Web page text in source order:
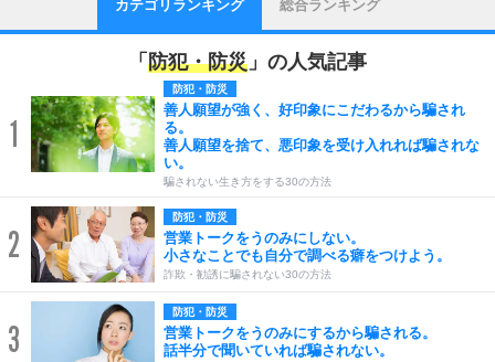
カテゴリランキング 総合ランキング
「 防犯・防災 」の人気記事
1
防犯・防災
善人願望が強く、好印象にこだわるから騙され
る。
善人願望を捨て、悪印象を受け入れれば騙されな
い。
騙されない生き方をする30の方法
2
防犯・防災
営業トークをうのみにしない。
小さなことでも自分で調べる癖をつけよう。
詐欺・勧誘に騙されない30の方法
3
防犯・防災
営業トークをうのみにするから騙される。
話半分で聞いていれば騙されない。